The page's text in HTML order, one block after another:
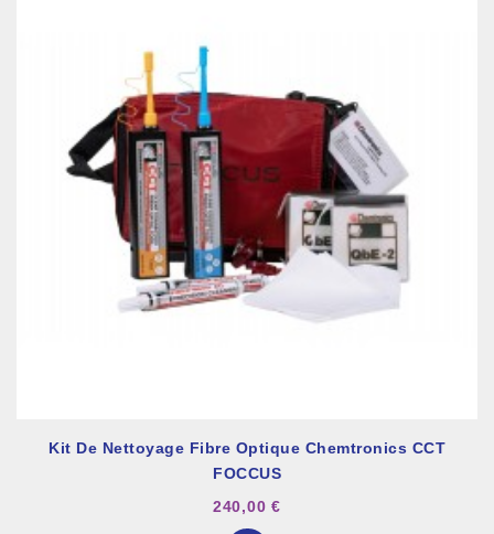
Kit De Nettoyage Fibre Optique Chemtronics CCT
FOCCUS
240,00 €